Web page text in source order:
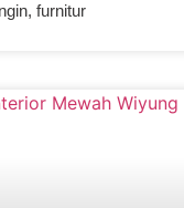
furnitur